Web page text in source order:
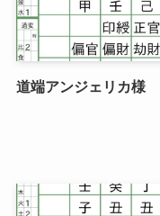
道端アンジェリカ様